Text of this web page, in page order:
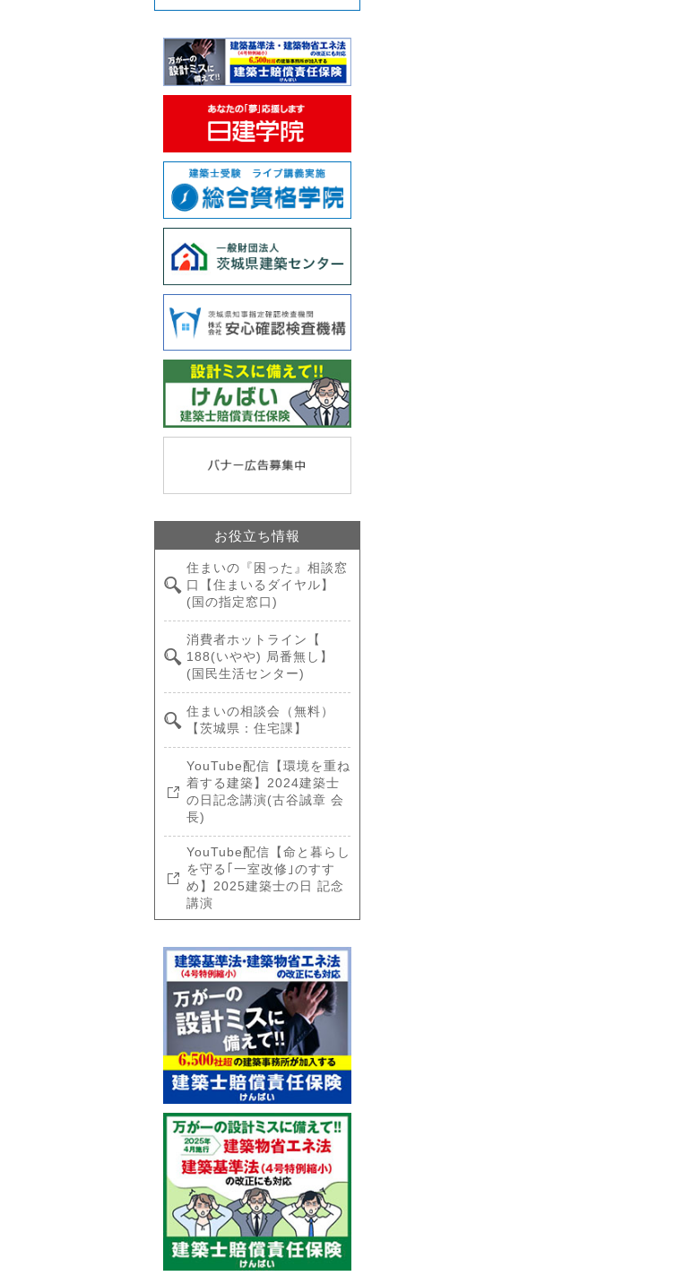
お役立ち情報
住まいの『困った』相談窓
口【住まいるダイヤル】
(国の指定窓口)
消費者ホットライン【
188(いやや) 局番無し】
(国民生活センター)
住まいの相談会（無料）
【茨城県：住宅課】
YouTube配信【環境を重ね
着する建築】2024建築士
の日記念講演(古谷誠章 会
長)
YouTube配信【命と暮らし
を守る｢一室改修｣のすす
め】2025建築士の日 記念
講演